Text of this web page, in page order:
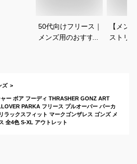
50代向けフリース｜
メンズ用のおすすめ
【メン
ストリ
ズ
ャー ボア フーディ THRASHER GONZ ART
PARKA フリース プルオーバー パーカ
ラックスフィット マークゴンザレス ゴンズ メ
全4色 S-XL アウトレット